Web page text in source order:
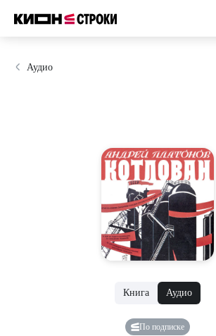
Аудио
Книга Аудио
По подписке